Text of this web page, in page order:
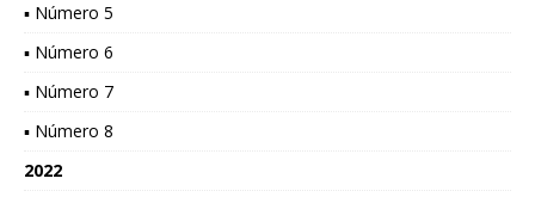
▪ Número 5
▪ Número 6
▪ Número 7
▪ Número 8
2022